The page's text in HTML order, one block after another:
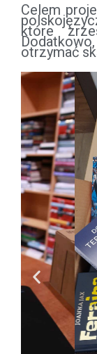
Celem
które
otrzymać